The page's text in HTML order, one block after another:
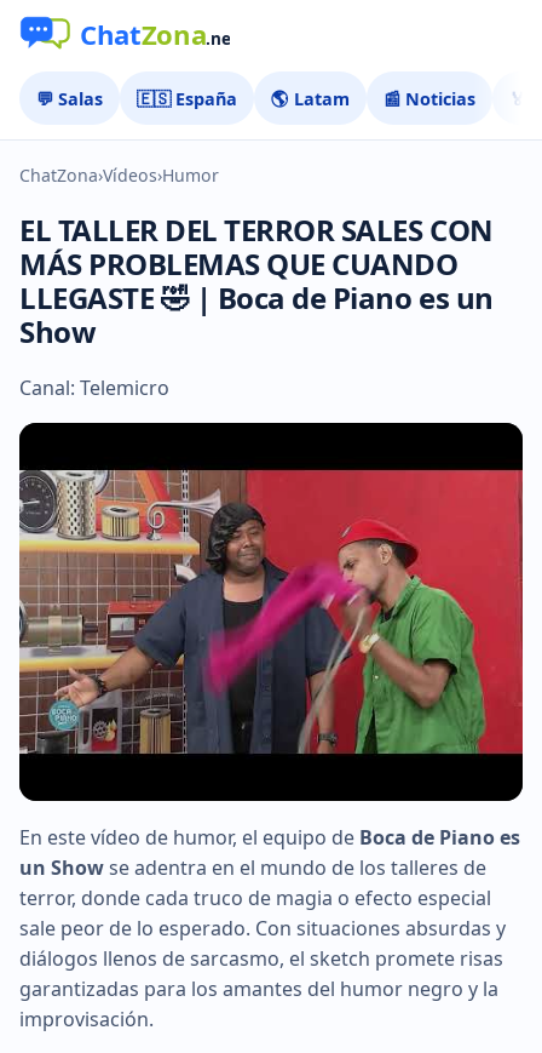
💬 Salas 🇪🇸 España 🌎 Latam 📰 Noticias 🏅
ChatZona›Vídeos›Humor
EL TALLER DEL TERROR SALES CON
MÁS PROBLEMAS QUE CUANDO
LLEGASTE 🤣 | Boca de Piano es un
Show
Canal: Telemicro
▶
En este vídeo de humor, el equipo de Boca de Piano es
un Showse adentra en el mundo de los talleres de
terror, donde cada truco de magia o efecto especial
sale peor de lo esperado. Con situaciones absurdas y
diálogos llenos de sarcasmo, el sketch promete risas
garantizadas para los amantes del humor negro y la
improvisación.